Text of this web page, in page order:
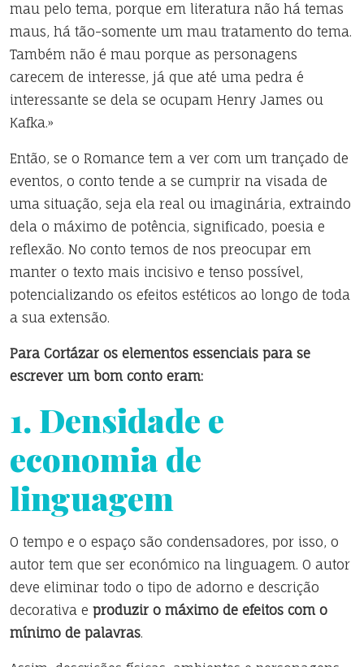
mau pelo tema, porque em literatura não há temas
maus, há tão-somente um mau tratamento do tema.
Também não é mau porque as personagens
carecem de interesse, já que até uma pedra é
interessante se dela se ocupam Henry James ou
Kafka.»
Então, se o Romance tem a ver com um trançado de
eventos, o conto tende a se cumprir na visada de
uma situação, seja ela real ou imaginária, extraindo
dela o máximo de potência, significado, poesia e
reflexão. No conto temos de nos preocupar em
manter o texto mais incisivo e tenso possível,
potencializando os efeitos estéticos ao longo de toda
a sua extensão.
Para Cortázar os elementos essenciais para se
escrever um bom conto eram:
1. Densidade e
economia de
linguagem
O tempo e o espaço são condensadores, por isso, o
autor tem que ser económico na linguagem. O autor
deve eliminar todo o tipo de adorno e descrição
decorativa e produzir o máximo de efeitos com o
mínimo de palavras.